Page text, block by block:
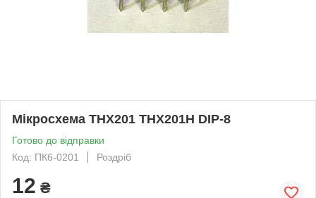
Мікросхема THX201 THX201H DIP-8
Готово до відправки
Код: ПК6-0201
Роздріб
12 ₴